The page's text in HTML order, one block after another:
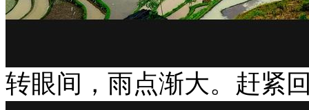
转眼间，雨点渐大。赶紧